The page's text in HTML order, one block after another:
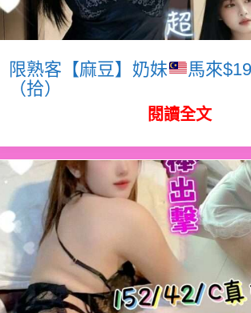
限熟客【麻豆】奶妹
馬來
（拾）
閱讀全文